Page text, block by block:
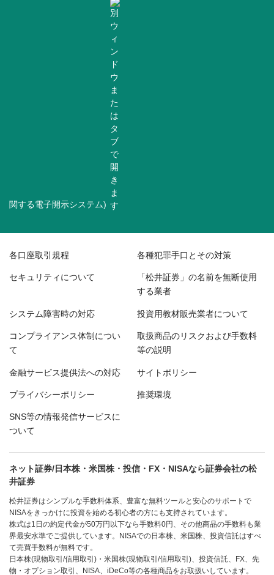
関する電子開示システム)
各口座取引規程 各種犯罪手口とその対策
セキュリティについて 「松井証券」の名前を無断使用
する業者
システム障害時の対応 投資用教材販売業者について
コンプライアンス体制につい
て
取扱商品のリスクおよび手数料
等の説明
金融サービス提供法への対応 サイトポリシー
プライバシーポリシー 推奨環境
SNS等の情報発信サービスに
ついて
ネット証券/日本株・米国株・投信・FX・NISAなら証券会社の松
井証券
松井証券はシンプルな手数料体系、豊富な無料ツールと安心のサポートで
NISAをきっかけに投資を始める初心者の方にも支持されています。
株式は1日の約定代金が50万円以下なら手数料0円、その他商品の手数料も業
界最安水準でご提供しています。NISAでの日本株、米国株、投資信託はすべ
て売買手数料が無料です。
日本株(現物取引/信用取引)・米国株(現物取引/信用取引)、投資信託、FX、先
物・オプション取引、NISA、iDeCo等の各種商品をお取扱いしています。